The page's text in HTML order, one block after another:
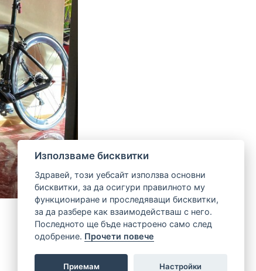
Използваме бисквитки
Здравей, този уебсайт използва основни
бисквитки, за да осигури правилното му
функциониране и проследяващи бисквитки,
за да разбере как взаимодействаш с него.
Последното ще бъде настроено само след
одобрение. Прочети повече
Приемам Настройки